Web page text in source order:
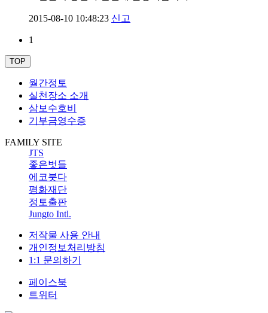
2015-08-10 10:48:23 신고
1
TOP
월간정토
실천장소 소개
삼보수호비
기부금영수증
FAMILY SITE
JTS
좋은벗들
에코붓다
평화재단
정토출판
Jungto Intl.
저작물 사용 안내
개인정보처리방침
1:1 문의하기
페이스북
트위터